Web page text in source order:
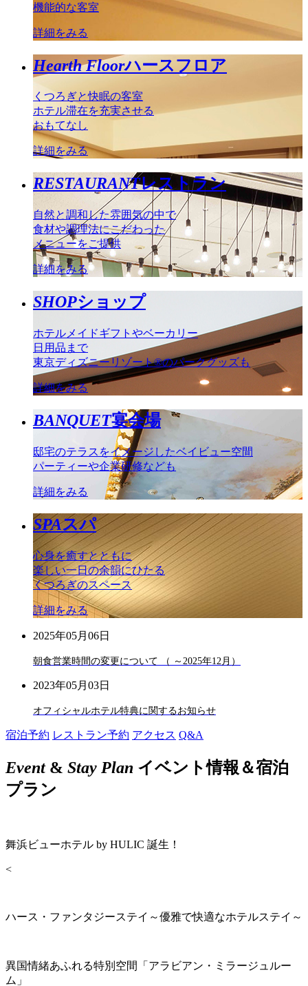
機能的な客室
詳細をみる
Hearth Floorハースフロア
くつろぎと快眠の客室
ホテル滞在を充実させる
おもてなし
詳細をみる
RESTAURANTレストラン
自然と調和した雰囲気の中で
食材や調理法にこだわった
メニューをご提供
詳細をみる
SHOPショップ
ホテルメイドギフトやベーカリー
日用品まで
東京ディズニーリゾート®のパークグッズも
詳細をみる
BANQUET宴会場
邸宅のテラスをイメージしたベイビュー空間
パーティーや企業研修なども
詳細をみる
SPAスパ
心身を癒すとともに
楽しい一日の余韻にひたる
くつろぎのスペース
詳細をみる
2025年05月06日
朝食営業時間の変更について （ ～2025年12月）
2023年05月03日
オフィシャルホテル特典に関するお知らせ
宿泊予約 レストラン予約 アクセス Q&A
Event& Stay Plan イベント情報＆宿泊
プラン
舞浜ビューホテル by HULIC 誕生！
<
ハース・ファンタジーステイ～優雅で快適なホテルステイ～
異国情緒あふれる特別空間「アラビアン・ミラージュルー
ム」